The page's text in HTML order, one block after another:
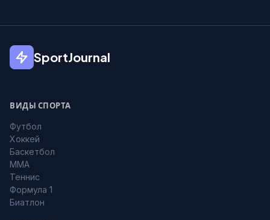
SportJournal
ВИДЫ СПОРТА
Футбол
Хоккей
Баскетбол
MMA
Теннис
Формула 1
Биатлон